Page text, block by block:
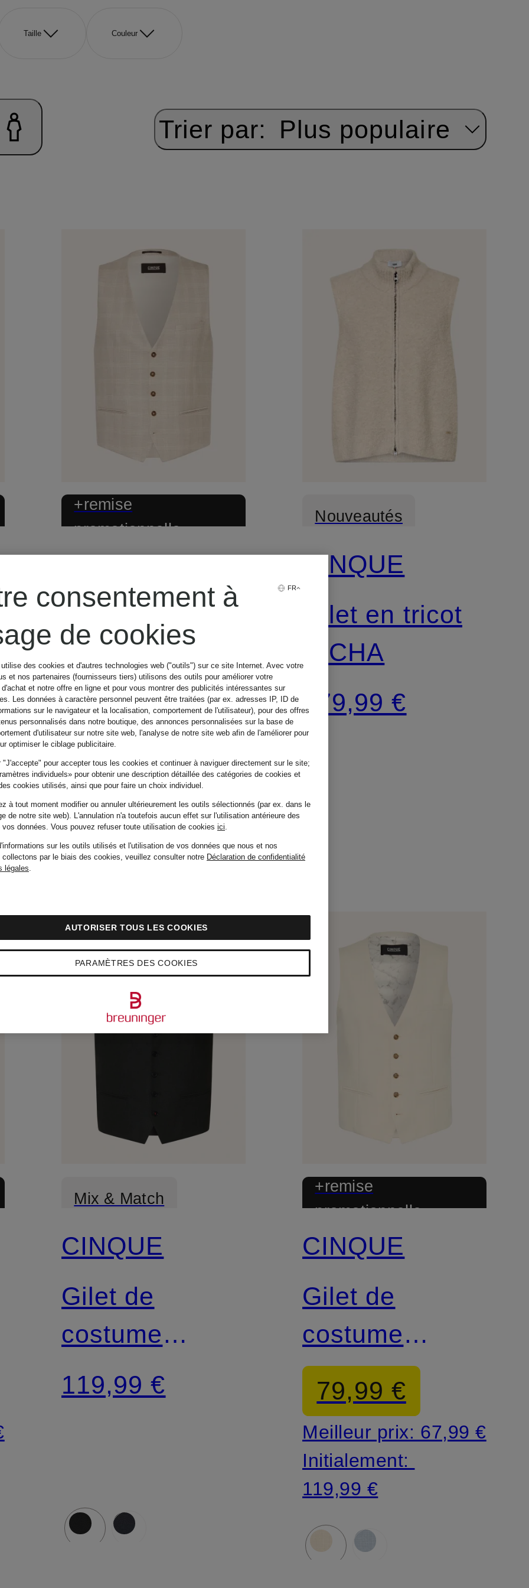
Taille Couleur
Trier par: Plus populaire
+remise
promotionnelle
CINQUE
Gilet de
costume
CIVITRA coupe
classique
79,99 €
Meilleur prix:
Initialement:
139,99 €
Nouveautés
CINQUE
Gilet en tricot
CICHA
179,99 €
Mix & Match
CINQUE
Gilet de
costume
CITOTTI Extra
119,99 €
+remise
promotionnelle
Mix & Match
CINQUE
Gilet de
costume
CIVITRA coupe
classique
79,99 €
Meilleur prix: 67,99 €
Initialement:
119,99 €
FR
consentement à
de cookies
utilise des cookies et d'autres technologies web ("outils") sur ce site Internet. Avec votre
et nos partenaires (fournisseurs tiers) utilisons des outils pour améliorer votre
et notre offre en ligne et pour vous montrer des publicités intéressantes sur
Les données à caractère personnel peuvent être traitées (par ex. adresses IP, ID de
sur le navigateur et la localisation, comportement de l'utilisateur), pour des offres
personnalisés dans notre boutique, des annonces personnalisées sur la base de
d'utilisateur sur notre site web, l'analyse de notre site web afin de l'améliorer pour
optimiser le ciblage publicitaire.
"J'accepte" pour accepter tous les cookies et continuer à naviguer directement sur le site;
individuels» pour obtenir une description détaillée des catégories de cookies et
cookies utilisés, ainsi que pour faire un choix individuel.
à tout moment modifier ou annuler ultérieurement les outils sélectionnés (par ex. dans le
de notre site web). L'annulation n'a toutefois aucun effet sur l'utilisation antérieure des
données. Vous pouvez refuser toute utilisation de cookies ici.
sur les outils utilisés et l'utilisation de vos données que nous et nos
collectons par le biais des cookies, veuillez consulter notre Déclaration de confidentialité
légales.
PARAMÈTRES DES COOKIES
AUTORISER TOUS LES COOKIES